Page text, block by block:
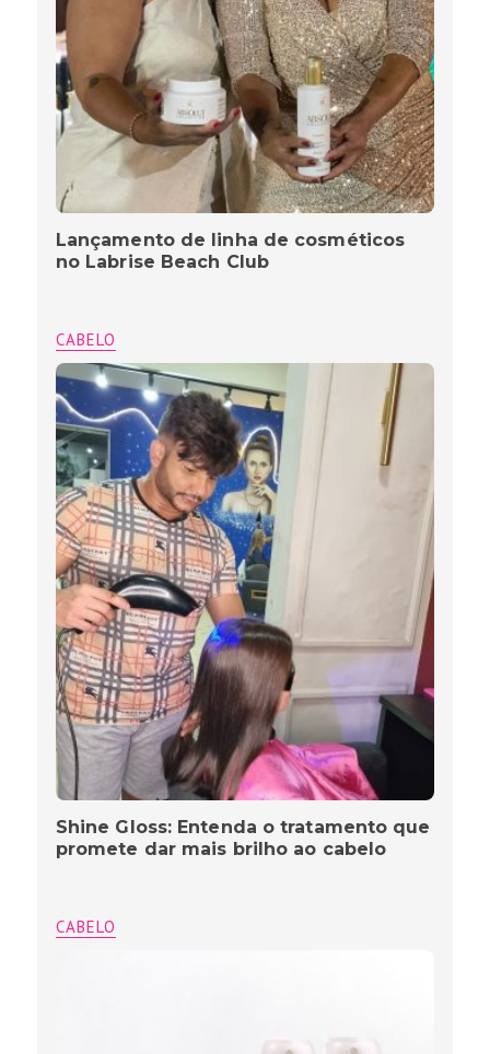
Lançamento de linha de cosméticos
no Labrise Beach Club
CABELO
Shine Gloss: Entenda o tratamento que
promete dar mais brilho ao cabelo
CABELO